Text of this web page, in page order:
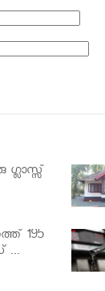
195
...